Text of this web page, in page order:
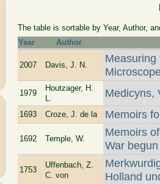
The table is sortable by Year, Author,
Year
Author
2007 Davis, J. N.
Measuring
1979
Houtzager, H.
L.
Medicyns,
1693 Croze, J. de la Memoirs
1692 Temple, W.
Memoirs
War
1753
Uffenbach, Z.
C. von
Holland